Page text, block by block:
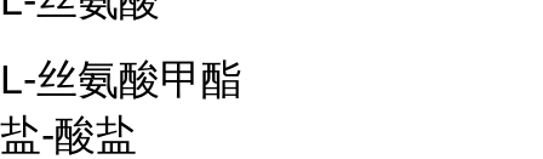
L-丝氨酸甲酯
盐-酸盐